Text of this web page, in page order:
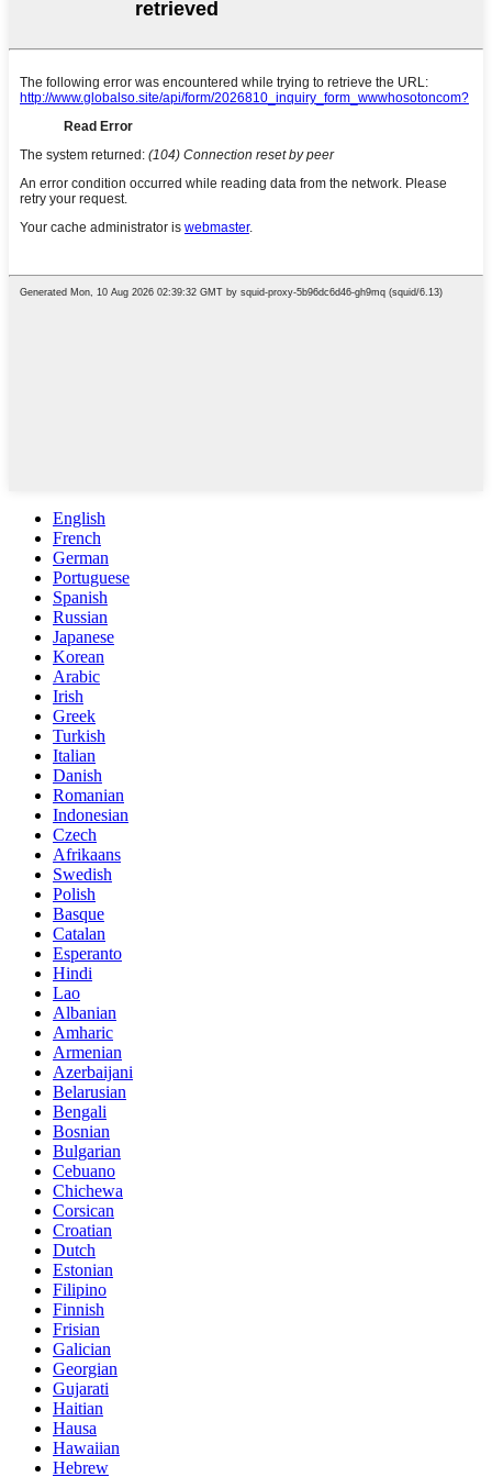
English
French
German
Portuguese
Spanish
Russian
Japanese
Korean
Arabic
Irish
Greek
Turkish
Italian
Danish
Romanian
Indonesian
Czech
Afrikaans
Swedish
Polish
Basque
Catalan
Esperanto
Hindi
Lao
Albanian
Amharic
Armenian
Azerbaijani
Belarusian
Bengali
Bosnian
Bulgarian
Cebuano
Chichewa
Corsican
Croatian
Dutch
Estonian
Filipino
Finnish
Frisian
Galician
Georgian
Gujarati
Haitian
Hausa
Hawaiian
Hebrew